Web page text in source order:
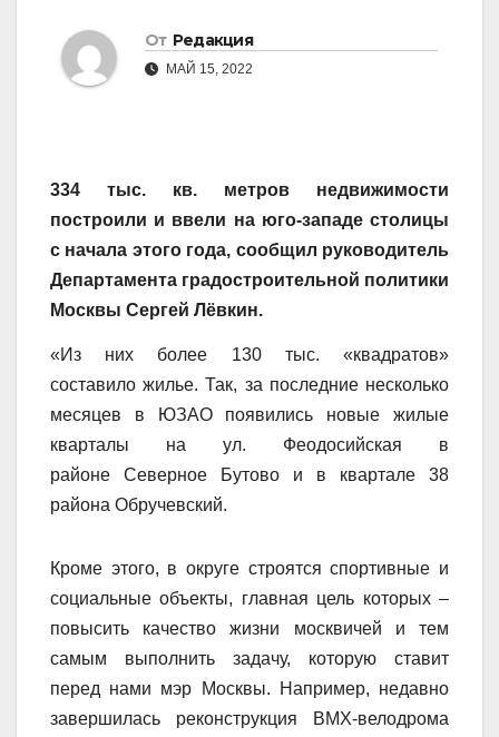
От Редакция
МАЙ 15, 2022
334 тыс. кв. метров недвижимости
построили и ввели на юго-западе столицы
с начала этого года, сообщил руководитель
Департамента градостроительной политики
Москвы Сергей Лёвкин.
«Из них более 130 тыс. «квадратов»
составило жилье. Так, за последние несколько
месяцев в ЮЗАО появились новые жилые
кварталы на ул. Феодосийская в
районе Северное Бутово и в квартале 38
района Обручевский.
Кроме этого, в округе строятся спортивные и
социальные объекты, главная цель которых –
повысить качество жизни москвичей и тем
самым выполнить задачу, которую ставит
перед нами мэр Москвы. Например, недавно
завершилась реконструкция ВМХ-велодрома